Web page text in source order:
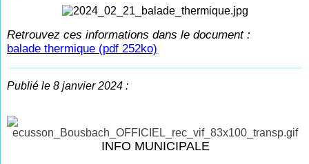
Retrouvez ces informations dans le document :
balade thermique (pdf 252ko)
Publié le 8 janvier 2024 :
INFO MUNICIPALE